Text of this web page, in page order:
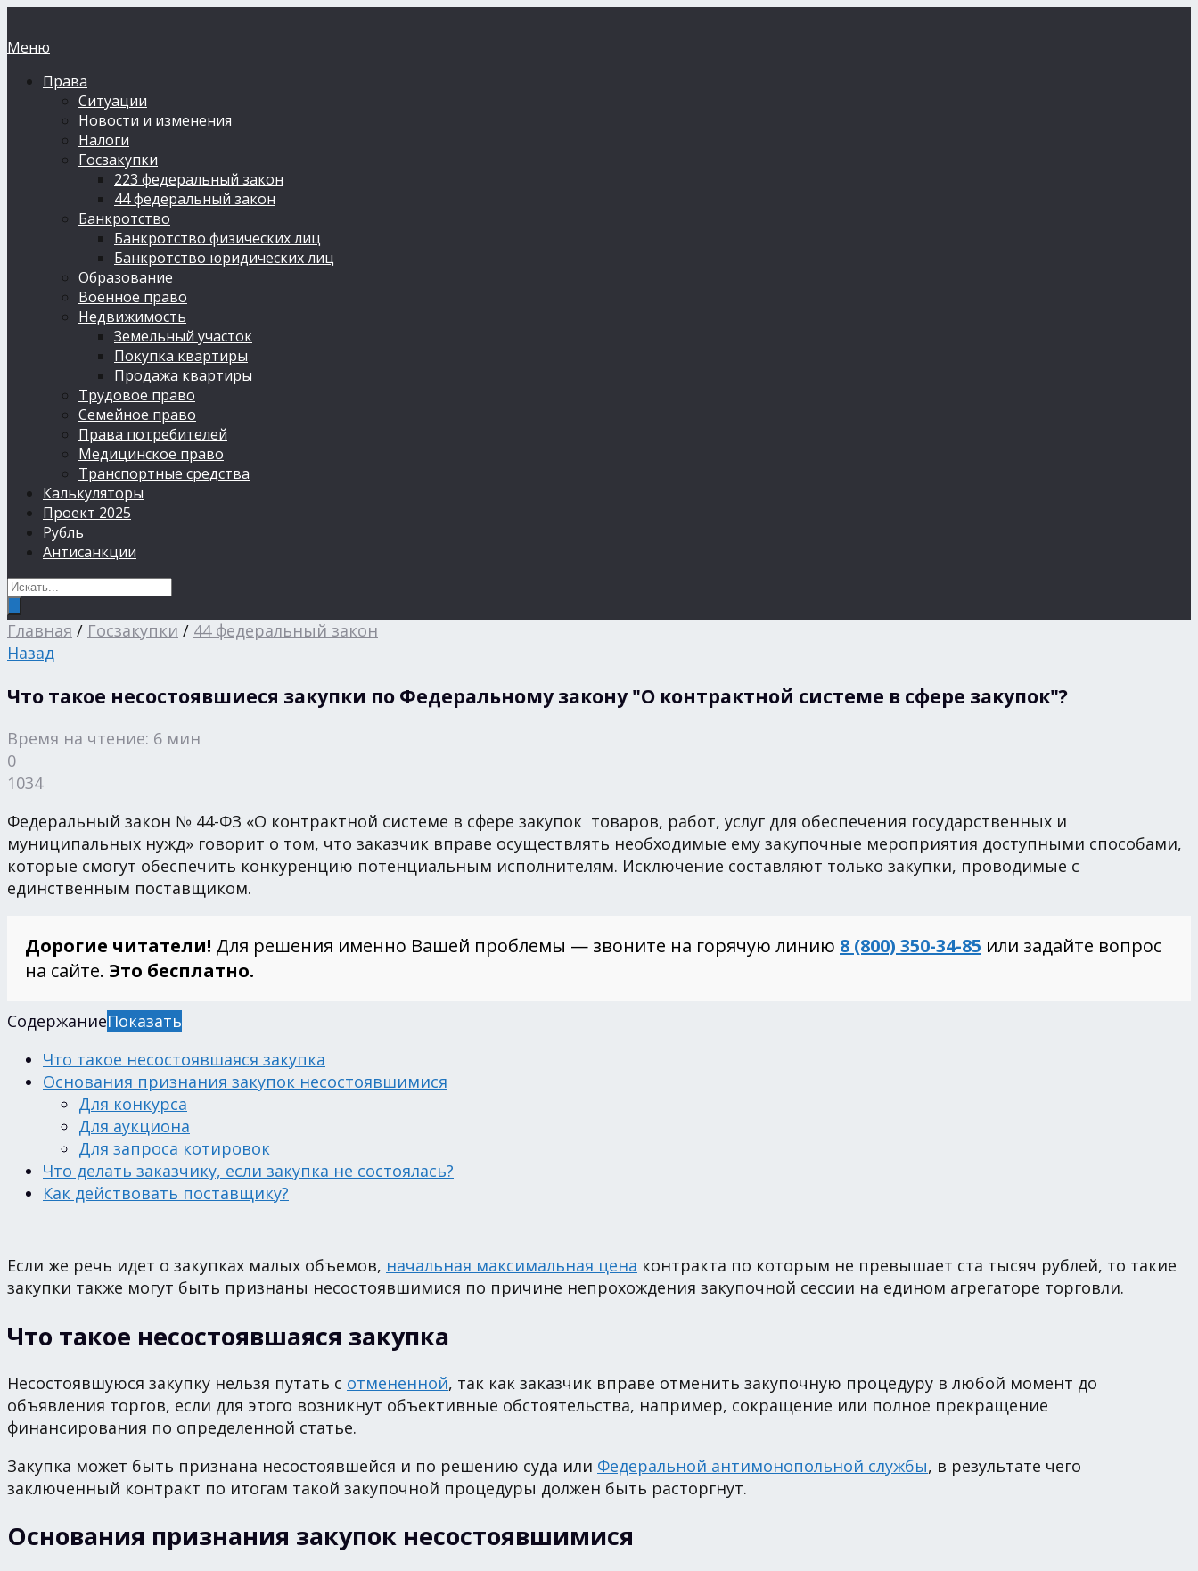
Меню
Права
Ситуации
Новости и изменения
Налоги
Госзакупки
223 федеральный закон
44 федеральный закон
Банкротство
Банкротство физических лиц
Банкротство юридических лиц
Образование
Военное право
Недвижимость
Земельный участок
Покупка квартиры
Продажа квартиры
Трудовое право
Семейное право
Права потребителей
Медицинское право
Транспортные средства
Калькуляторы
Проект 2025
Рубль
Антисанкции
Главная / Госзакупки / 44 федеральный закон
Назад
Что такое несостоявшиеся закупки по Федеральному закону "О контрактной системе в сфере закупок"?
Время на чтение: 6 мин
0
1034
Федеральный закон № 44-ФЗ «О контрактной системе в сфере закупок товаров, работ, услуг для обеспечения государственных и
муниципальных нужд» говорит о том, что заказчик вправе осуществлять необходимые ему закупочные мероприятия доступными способами,
которые смогут обеспечить конкуренцию потенциальным исполнителям. Исключение составляют только закупки, проводимые с
единственным поставщиком.
Дорогие читатели! Для решения именно Вашей проблемы — звоните на горячую линию 8 (800) 350-34-85 или задайте вопрос
на сайте. Это бесплатно.
СодержаниеПоказать
Что такое несостоявшаяся закупка
Основания признания закупок несостоявшимися
Для конкурса
Для аукциона
Для запроса котировок
Что делать заказчику, если закупка не состоялась?
Как действовать поставщику?
Если же речь идет о закупках малых объемов, начальная максимальная цена контракта по которым не превышает ста тысяч рублей, то такие
закупки также могут быть признаны несостоявшимися по причине непрохождения закупочной сессии на едином агрегаторе торговли.
Что такое несостоявшаяся закупка
Несостоявшуюся закупку нельзя путать с отмененной, так как заказчик вправе отменить закупочную процедуру в любой момент до
объявления торгов, если для этого возникнут объективные обстоятельства, например, сокращение или полное прекращение
финансирования по определенной статье.
Закупка может быть признана несостоявшейся и по решению суда или Федеральной антимонопольной службы, в результате чего
заключенный контракт по итогам такой закупочной процедуры должен быть расторгнут.
Основания признания закупок несостоявшимися